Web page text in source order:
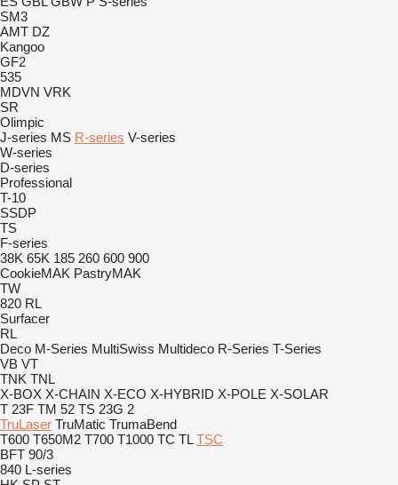
SM3
AMT DZ
Kangoo
GF2
535
MDVN VRK
SR
Olimpic
J-series MS R-series V-series
W-series
D-series
Professional
T-10
SSDP
TS
F-series
38K 65K 185 260 600 900
CookieMAK PastryMAK
TW
820 RL
Surfacer
RL
Deco M-Series MultiSwiss Multideco R-Series T-Series
VB VT
TNK TNL
X-BOX X-CHAIN X-ECO X-HYBRID X-POLE X-SOLAR
T 23F TM 52 TS 23G 2
TruLaser TruMatic TrumaBend
T600 T650M2 T700 T1000 TC TL TSC
BFT 90/3
840 L-series